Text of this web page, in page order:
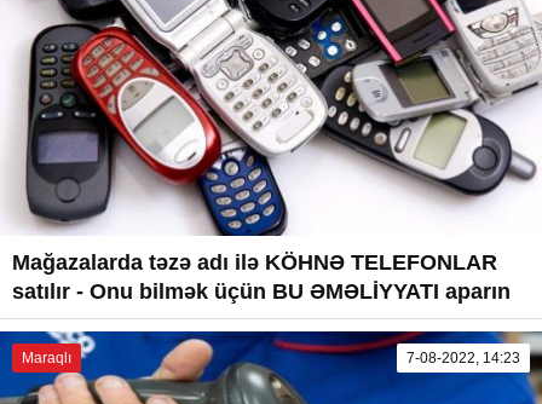
Mağazalarda təzə adı ilə KÖHNƏ TELEFONLAR
satılır - Onu bilmək üçün BU ƏMƏLİYYATI aparın
Maraqlı 7-08-2022, 14:23